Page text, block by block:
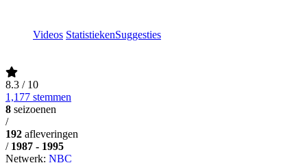
Videos StatistiekenSuggesties
8.3 / 10
1,177 stemmen
8 seizoenen
/
192 afleveringen
/ 1987 - 1995
Netwerk: NBC